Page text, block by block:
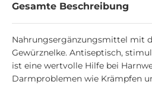
Gesamte Beschreibung
Nahrungsergänzungsmittel mit
Gewürznelke. Antiseptisch,
ist eine wertvolle Hilfe bei
Darmproblemen wie Krämpfen